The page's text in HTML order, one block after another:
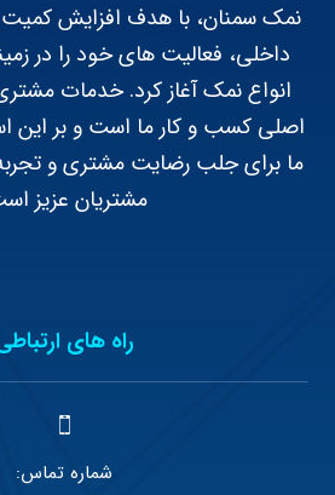
نمک سمنان، با هدف افزایش
داخلی، فعالیت های خود را در
انواع نمک آغاز کرد. خدمات
اصلی کسب و کار ما است و بر این
ما برای جلب رضایت مشتری و
مشتریان عزیز
راه های
شماره تماس: